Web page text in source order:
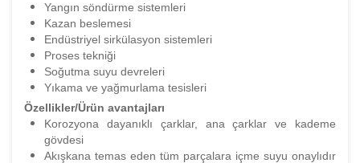
Yangın söndürme sistemleri
Kazan beslemesi
Endüstriyel sirkülasyon sistemleri
Proses tekniği
Soğutma suyu devreleri
Yıkama ve yağmurlama tesisleri
Özellikler/Ürün avantajları
Korozyona dayanıklı çarklar, ana çarklar ve kademe
gövdesi
Akışkana temas eden tüm parçalara içme suyu onaylıdır